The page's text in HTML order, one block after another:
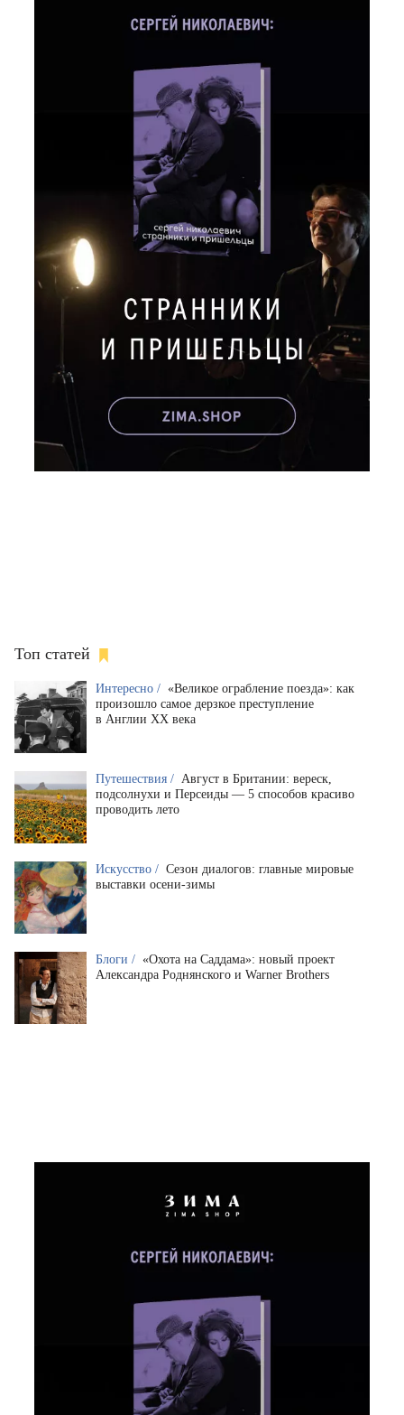
Топ статей
Интересно / «Великое ограбление поезда»: как
произошло самое дерзкое преступление
в Англии XX века
Путешествия / Август в Британии: вереск,
подсолнухи и Персеиды — 5 способов красиво
проводить лето
Искусство / Сезон диалогов: главные мировые
выставки осени-зимы
Блоги / «Охота на Саддама»: новый проект
Александра Роднянского и Warner Brothers